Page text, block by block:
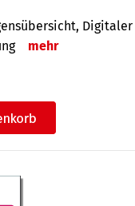
Digitaler
mehr